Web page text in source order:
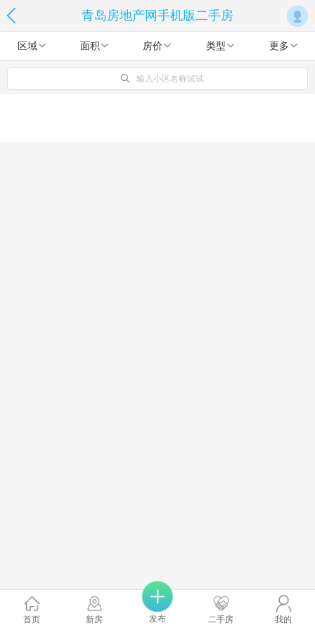
青岛房地产网手机版二手房
区域 面积 房价 类型 更多
输入小区名称试试
首页 新房 发布 二手房 我的